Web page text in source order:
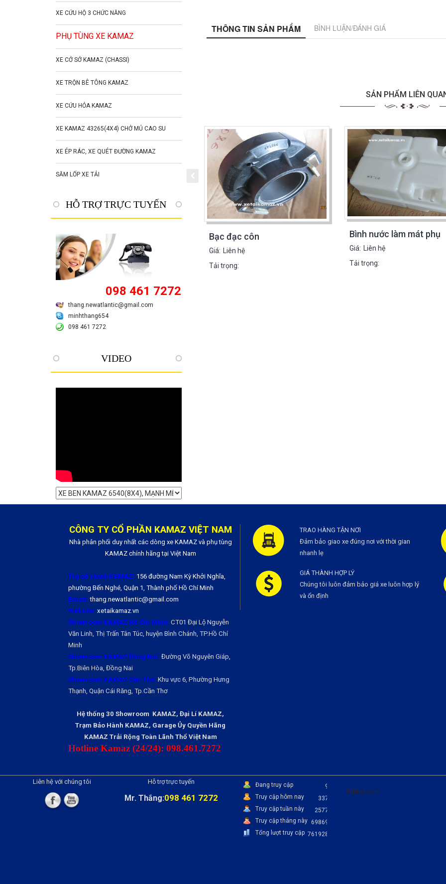
XE CỨU HỘ 3 CHỨC NĂNG
PHỤ TÙNG XE KAMAZ
XE CỞ SỞ KAMAZ (CHASSI)
XE TRỘN BÊ TÔNG KAMAZ
XE CỨU HỎA KAMAZ
XE KAMAZ 43265(4X4) CHỞ MỦ CAO SU
XE ÉP RÁC, XE QUÉT ĐƯỜNG KAMAZ
SĂM LỐP XE TẢI
HỖ TRỢ TRỰC TUYẾN
098 461 7272
thang.newatlantic@gmail.com
minhthang654
098 461 7272
VIDEO
THÔNG TIN SẢN PHẨM BÌNH LUẬN/ĐÁNH GIÁ
SẢN PHẨM LIÊN
Bạc đạc côn
Giá:
Liên hệ
Tải trọng:
Bình nước làm mát phụ
Giá:
Liên hệ
Tải trọng:
CÔNG TY CỔ PHẦN KAMAZ VIỆT NAM
Nhà phân phối duy nhất các dòng xe KAMAZ và phụ tùng
KAMAZ chính hãng tại Việt Nam
Trụ sở chính KAMAZ: 156 đường Nam Kỳ Khởi Nghĩa,
phường Bến Nghé, Quận 1, Thành phố Hồ Chí Minh
Email: thang.newatlantic@gmail.com
Website: xetaikamaz.vn
Showroom KAMAZ Hồ Chí Minh: CT01 Đại Lộ Nguyễn
Văn Linh, Thị Trấn Tân Túc, huyện Bình Chánh, TP.Hồ Chí
Minh
Showroom KAMAZ Đồng Nai: Đường Võ Nguyên Giáp,
Tp.Biên Hòa, Đồng Nai
Showroom KAMAZ Cần Thơ: Khu vực 6, Phường Hưng
Thạnh, Quận Cái Răng, Tp.Cần Thơ
Hệ thống 30 Showroom KAMAZ, Đại Lí KAMAZ,
Trạm Bảo Hành KAMAZ, Garage Ủy Quyền Hãng
KAMAZ Trải Rộng Toàn Lãnh Thổ Việt Nam
Hotline Kamaz (24/24): 098.461.7272
TRAO HÀNG TẬN NƠI
Đảm bảo giao xe đúng nơi với thời gian
nhanh lẹ
GIÁ THÀNH HỢP LÝ
Chúng tôi luôn đảm bảo giá xe luôn hợp lý
và ổn định
Liên hệ với chúng tôi Hỗ trợ trực tuyến
Mr. Thắng:098 461 7272
Đang truy cập
9
Truy cập hôm nay
337
Truy cập tuần này
2577
Truy cập tháng này 69869
Tổng lượt truy cập 761928
Pdflist.com